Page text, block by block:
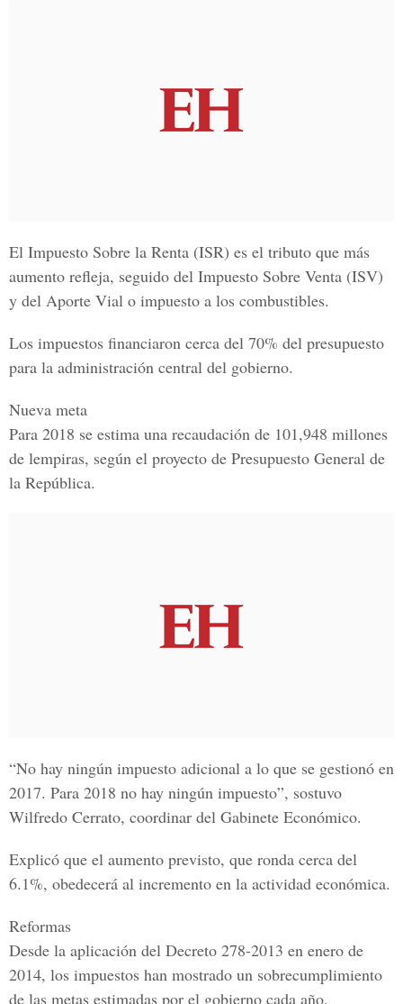
El Impuesto Sobre la Renta (ISR) es el tributo que más
aumento refleja, seguido del Impuesto Sobre Venta (ISV)
y del Aporte Vial o impuesto a los combustibles.
Los impuestos financiaron cerca del 70% del presupuesto
para la administración central del gobierno.
Nueva meta
Para 2018 se estima una recaudación de 101,948 millones
de lempiras, según el proyecto de Presupuesto General de
la República.
“No hay ningún impuesto adicional a lo que se gestionó en
2017. Para 2018 no hay ningún impuesto”, sostuvo
Wilfredo Cerrato, coordinar del Gabinete Económico.
Explicó que el aumento previsto, que ronda cerca del
6.1%, obedecerá al incremento en la actividad económica.
Reformas
Desde la aplicación del Decreto 278-2013 en enero de
2014, los impuestos han mostrado un sobrecumplimiento
de las metas estimadas por el gobierno cada año.